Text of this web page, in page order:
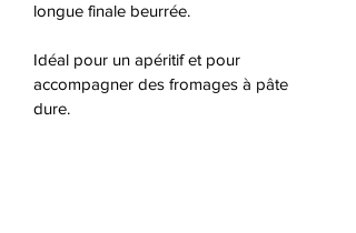
longue finale beurrée.
Idéal pour un apéritif et pour
accompagner des fromages à pâte
dure.